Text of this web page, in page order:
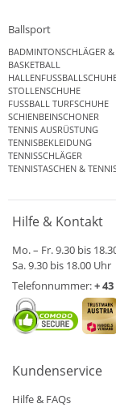
Ballsport
BADMINTONSCHLÄGER &
BASKETBALL
STOLLENSCHUHE
FUSSBALL TURFSCHUHE
SCHIENBEINSCHONER
TENNIS AUSRÜSTUNG
TENNISBEKLEIDUNG
TENNISSCHLÄGER
TENNISTASCHEN &
Hilfe & Kontakt
Mo. – Fr. 9.30 bis
Sa. 9.30 bis 18.00 Uhr
Telefonnummer:+
Kundenservice
Hilfe & FAQs